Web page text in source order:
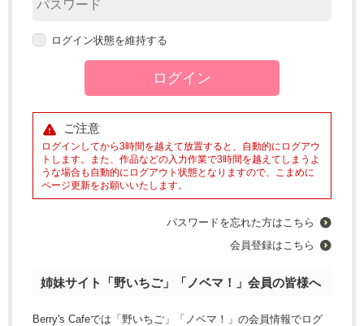
ログイン状態を維持する
ご注意
ログインしてから3時間を越えて放置すると、自動的にログアウ
トします。また、作品などの入力作業で3時間を越えてしまうよ
うな場合も自動的にログアウト状態となりますので、こまめに
ページ更新をお願いいたします。
パスワードを忘れた方はこちら
会員登録はこちら
姉妹サイト「野いちご」「ノベマ！」会員の皆様へ
Berry's Cafeでは「野いちご」「ノベマ！」の会員情報でログ